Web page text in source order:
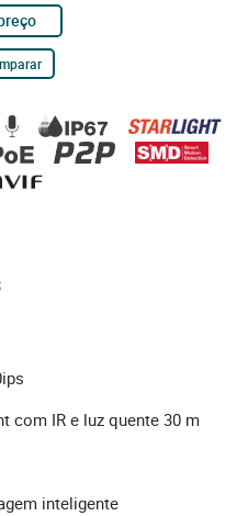
com IR e luz quente 30 m
inteligente